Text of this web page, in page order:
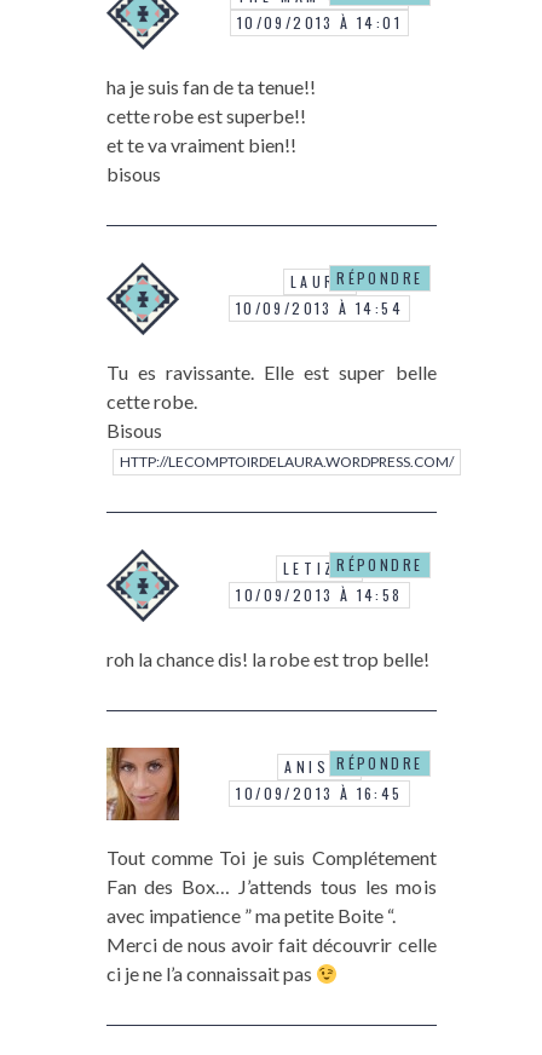
10/09/2013 À 14:01
ha je suis fan de ta tenue!!
cette robe est superbe!!
et te va vraiment bien!!
bisous
LAURA
10/09/2013 À 14:54
Tu es ravissante. Elle est super belle
cette robe.
Bisous
HTTP://LECOMPTOIRDELAURA.WORDPRESS.COM/
RÉPONDRE
LETIZIA
10/09/2013 À 14:58
roh la chance dis! la robe est trop belle!
RÉPONDRE
ANISSA
10/09/2013 À 16:45
Tout comme Toi je suis Complétement
Fan des Box… J’attends tous les mois
avec impatience ” ma petite Boite “.
Merci de nous avoir fait découvrir celle
ci je ne l’a connaissait pas
RÉPONDRE